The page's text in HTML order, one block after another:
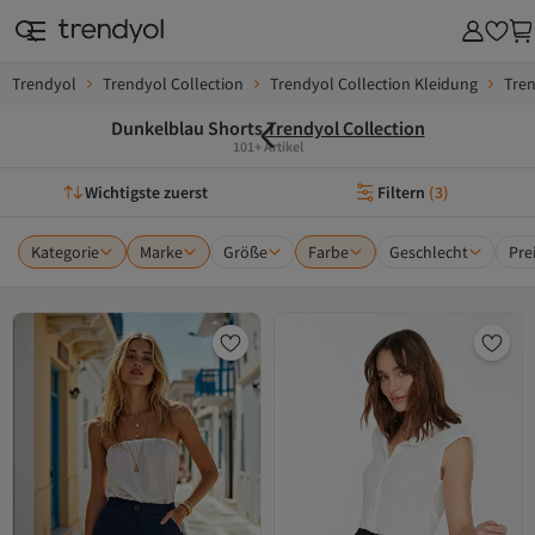
Trendyol Trendyol Collection Trendyol Collection Kleidung
Dunkelblau ShortsTrendyol Collection
101+ Artikel
Wichtigste zuerst Filtern (3)
Kategorie Marke Größe Farbe Geschlecht